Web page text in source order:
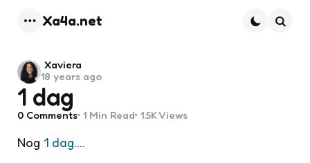
Xa4a.net
1 dag
Posted
by
Xaviera
18 years ago
0 Comments 1 Min Read 1.5K Views
Nog 1 dag….